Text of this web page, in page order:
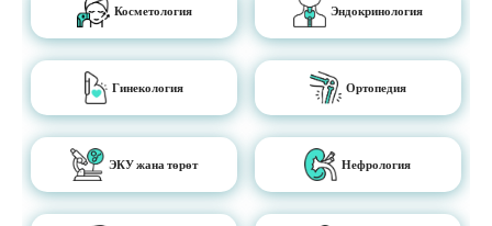
Косметология Эндокринология
Гинекология Ортопедия
ЭКУ жана төрөт Нефрология